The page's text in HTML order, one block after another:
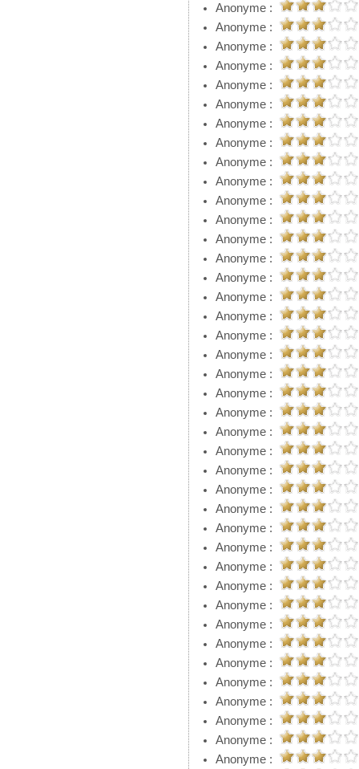
Anonyme :
Anonyme :
Anonyme :
Anonyme :
Anonyme :
Anonyme :
Anonyme :
Anonyme :
Anonyme :
Anonyme :
Anonyme :
Anonyme :
Anonyme :
Anonyme :
Anonyme :
Anonyme :
Anonyme :
Anonyme :
Anonyme :
Anonyme :
Anonyme :
Anonyme :
Anonyme :
Anonyme :
Anonyme :
Anonyme :
Anonyme :
Anonyme :
Anonyme :
Anonyme :
Anonyme :
Anonyme :
Anonyme :
Anonyme :
Anonyme :
Anonyme :
Anonyme :
Anonyme :
Anonyme :
Anonyme :